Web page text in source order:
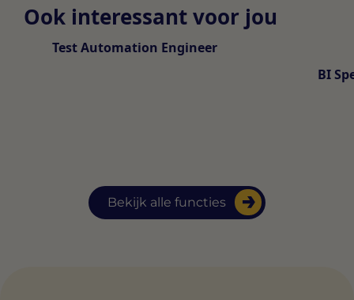
Ook interessant voor jou
Bekijk alle functies
Test Automation Engineer
BI